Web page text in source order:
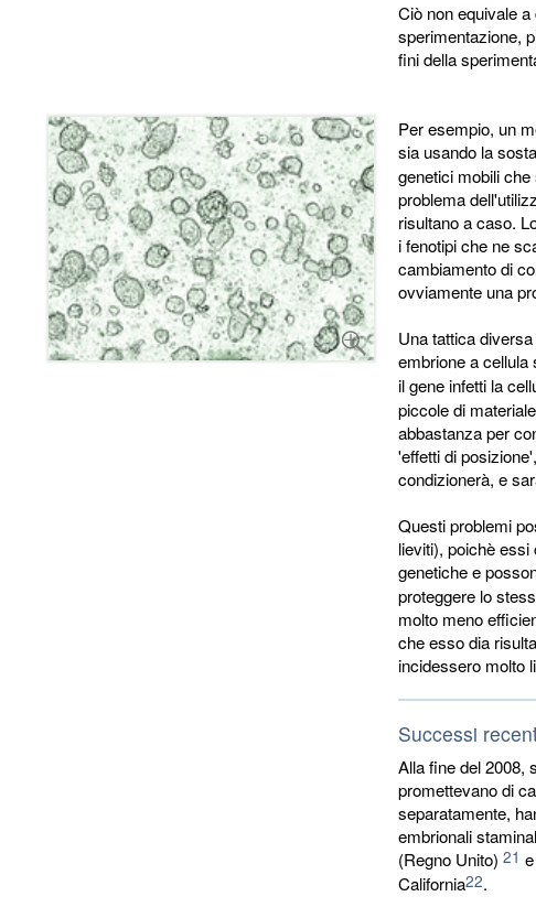
Ciò non equivale
sperimentazione,
fini della
Per esempio, un
sia usando la
genetici mobili
problema
risultano a caso.
i fenotipi che ne
cambiamento di
ovviamente una
Una tattica
embrione a cellula
il gene infetti la
piccole di
abbastanza per
'effetti di
condizionerà, e
Questi problemi
lieviti), poichè
genetiche e
proteggere lo
molto meno
che esso dia
incidessero molto
Successi
Alla fine del 2008,
promettevano di
separatamente,
embrionali
(Regno Unito) 21
California22.